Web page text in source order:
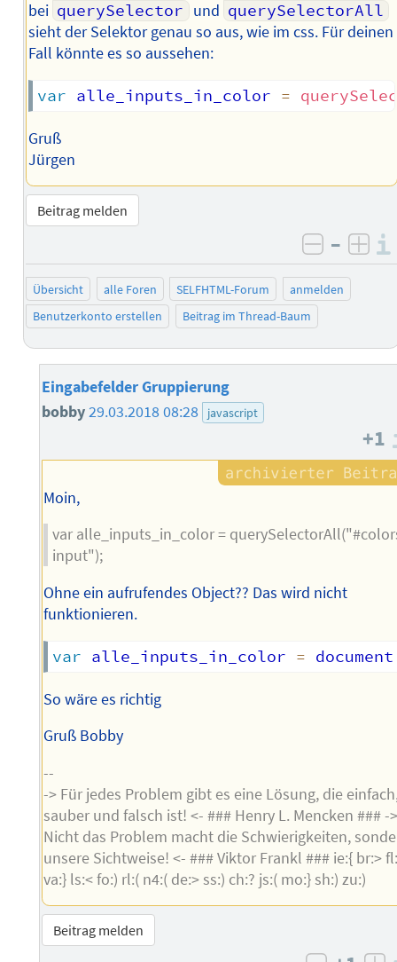
bei querySelector und querySelectorAll
sieht der Selektor genau so aus, wie im css. Für deinen
Fall könnte es so aussehen:
var alle_inputs_in_color =
Gruß
Jürgen
Beitrag melden
negativ
–
Übersicht alle Foren SELFHTML-Forum
anmelden
Benutzerkonto erstellen
Beitrag im Thread-Baum
Eingabefelder Gruppierung
bobby29.03.2018 08:28 javascript
+1
Moin,
var alle_inputs_in_color =
input");
Ohne ein aufrufendes Object?? Das wird nicht
funktionieren.
var alle_inputs_in_color = document
So wäre es richtig
Gruß Bobby
--
-> Für jedes Problem gibt es eine Lösung, die
sauber und falsch ist! <- ### Henry L. Mencken ### -
Nicht das Problem macht die Schwierigkeiten,
unsere Sichtweise! <- ### Viktor Frankl ### ie:{ br:>
va:} ls:< fo:) rl:( n4:( de:> ss:) ch:? js:( mo:} sh:) zu:)
Beitrag melden